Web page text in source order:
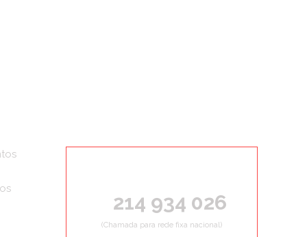
214 934 026
(Chamada para rede fixa nacional)